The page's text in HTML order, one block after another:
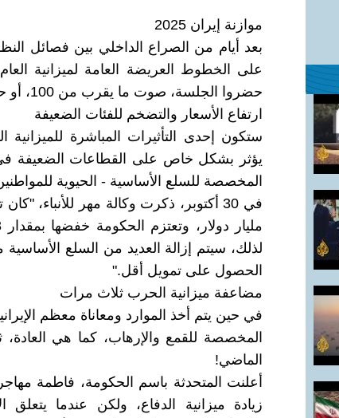
موازنة إيران 2025
بعد أيام من الصراع الداخلي بين فصائل
حضروا الجلسة، صوت ما يقرب من 100، أو حوالي ثلثي الحاضرين، ضدها.
ارتفاع الأسعار والتضخم للفئات الضعيفة
ستكون إحدى التأثيرات المباشرة للميزانية
يؤثر بشكل خاص على القطاعات الضعيفة في
المخصصة للسلع الأساسية - الحيوية
لذلك، سيتم إزالة العديد من السلع الأساسية
الحصول على تمويل أقل."
مضاعفة ميزانية الحرب ثلاث مرات
في حين يتم أخذ الموارد ومعاناة معظم
المخصصة للقمع والإرهاب، كما هي
الماضي!
أعلنت المتحدثة باسم الحكومة، فاطمة
زيادة ميزانية الدفاع، ولكن عندما